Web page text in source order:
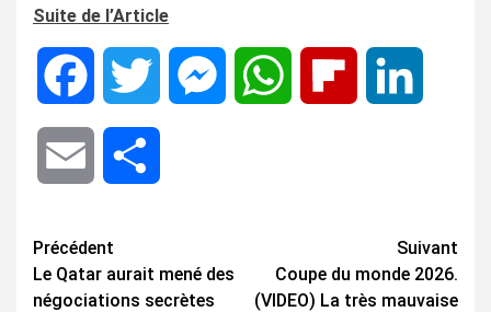
Suite de l’Article
Facebook Twitter MessengerWhatsApp Flipboard
Email
Navigation
d’article
Précédent
Le Qatar aurait mené des
négociations secrètes
Suivant
Coupe du monde 2026.
(VIDEO) La très mauvaise